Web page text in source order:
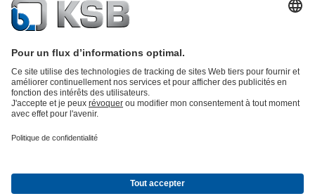
service : service premium pour les pompes et les robinets